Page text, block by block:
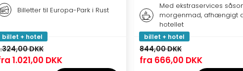
Billetter til Europa-Park i Rust
billet + hotel
DKK
1.021,00 DKK
Med ekstraservices
morgenmad, afhængigt
hotellet
billet + hotel
844,00 DKK
fra 666,00 DKK